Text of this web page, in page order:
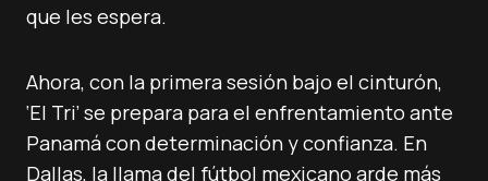
que les espera.
Ahora, con la primera sesión bajo el cinturón,
‘El Tri’ se prepara para el enfrentamiento ante
Panamá con determinación y confianza. En
Dallas, la llama del fútbol mexicano arde más